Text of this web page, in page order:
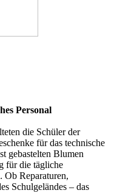
Personal
die Schüler der
für das technische
gebastelten Blumen
für die tägliche
Ob Reparaturen,
Schulgeländes – das